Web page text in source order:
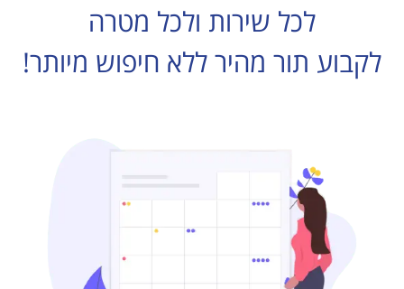
לכל שירות ולכל מטרה
לקבוע תור מהיר ללא חיפוש מיותר!